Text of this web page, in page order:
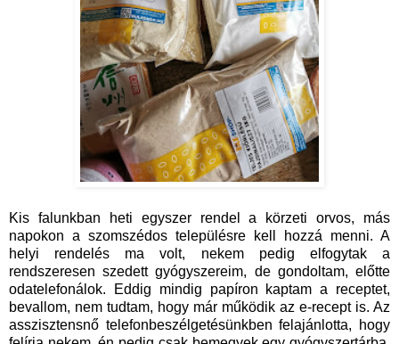
Kis falunkban heti egyszer rendel a körzeti orvos, más
napokon a szomszédos településre kell hozzá menni. A
helyi rendelés ma volt, nekem pedig elfogytak a
rendszeresen szedett gyógyszereim, de gondoltam, előtte
odatelefonálok. Eddig mindig papíron kaptam a receptet,
bevallom, nem tudtam, hogy már működik az e-recept is. Az
asszisztensnő telefonbeszélgetésünkben felajánlotta, hogy